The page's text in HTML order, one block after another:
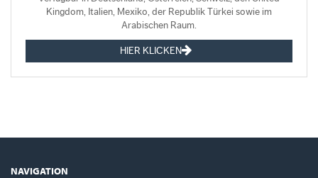
Kingdom, Italien, Mexiko, der Republik Türkei sowie im
Arabischen Raum.
HIER KLICKEN
NAVIGATION